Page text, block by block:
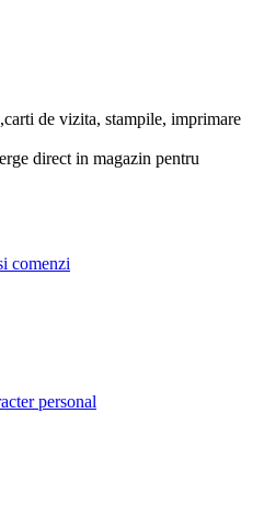
de vizita, stampile, imprimare
direct in magazin pentru
comenzi
personal